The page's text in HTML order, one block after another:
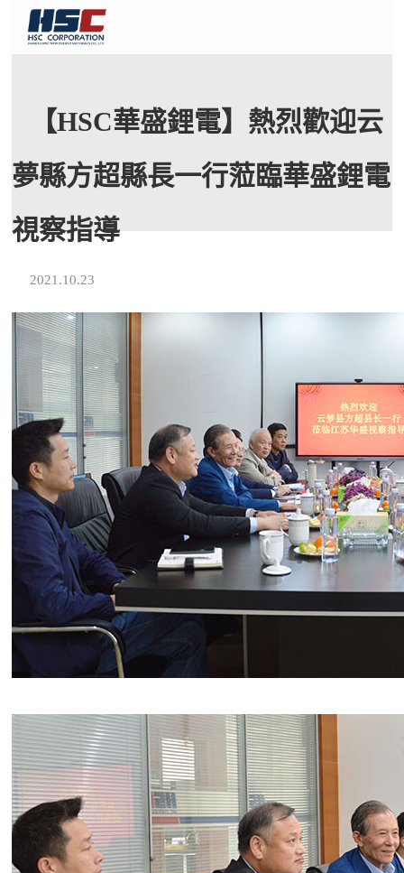
【HSC華盛鋰電】熱烈歡迎云
夢縣方超縣長一行蒞臨華盛鋰電
視察指導
2021.10.23